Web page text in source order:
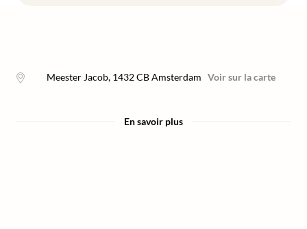
Meester Jacob, 1432 CB Amsterdam Voir sur la carte
En savoir plus